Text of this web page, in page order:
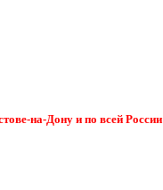
на-Дону и по всей России